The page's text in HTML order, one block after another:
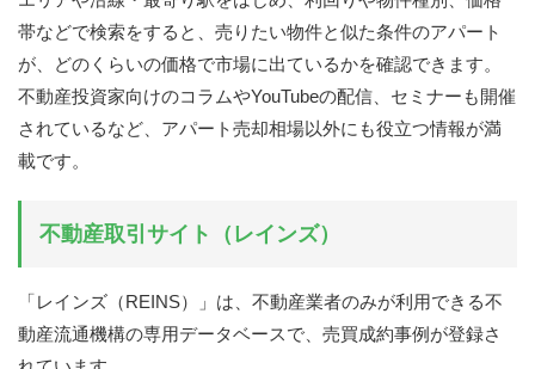
帯などで検索をすると、売りたい物件と似た条件のアパート
が、どのくらいの価格で市場に出ているかを確認できます。
不動産投資家向けのコラムやYouTubeの配信、セミナーも開催
されているなど、アパート売却相場以外にも役立つ情報が満
載です。
不動産取引サイト（レインズ）
「レインズ（REINS）」は、不動産業者のみが利用できる不
動産流通機構の専用データベースで、売買成約事例が登録さ